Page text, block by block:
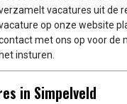
vacatures uit de
op onze website
met ons op voor de
insturen.
in Simpelveld